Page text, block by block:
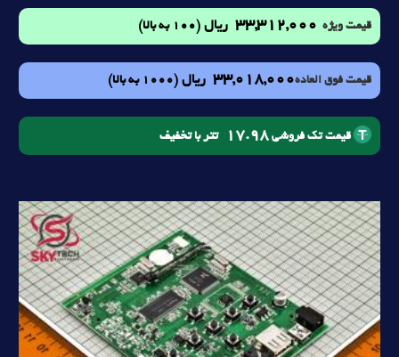
قیمت ویژه 33,312,000 ریال (100 به بالا)
قیمت فوق العاده33,018,000 ریال (1000 به بالا)
قیمت تک فروشی 17.98 تتر با تخفیف